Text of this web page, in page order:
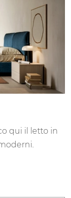
qui il letto in